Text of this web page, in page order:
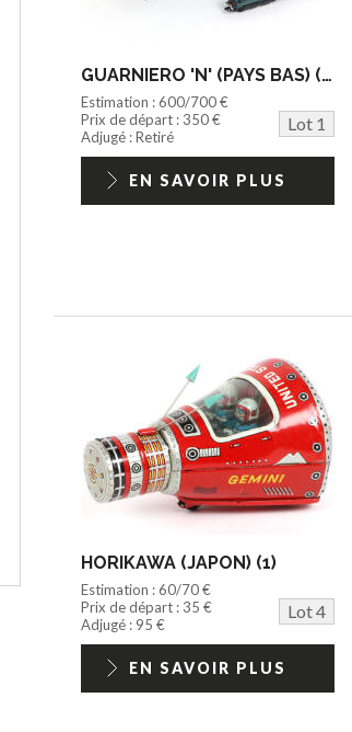
GUARNIERO 'N' (PAYS BAS) (1)
Estimation : 600/700 €
Prix de départ : 350 €
Lot 1
Adjugé : Retiré
EN SAVOIR PLUS
HORIKAWA (JAPON) (1)
Estimation : 60/70 €
Prix de départ : 35 €
Lot 4
Adjugé : 95 €
EN SAVOIR PLUS